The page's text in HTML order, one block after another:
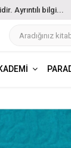
Ayrıntılı bilgi...